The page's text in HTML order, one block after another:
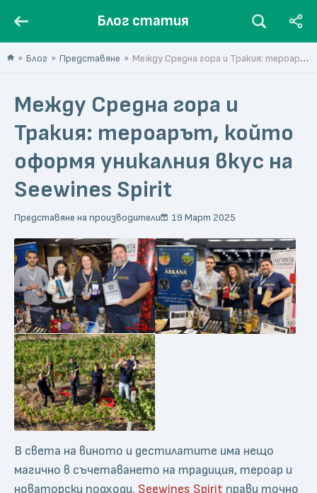
Блог статия
Блог Представяне Между Средна гора и Тракия: тероарът, който оформя уникалния вкус на Seewines Spirit
Между Средна гора и
Тракия: тероарът, който
оформя уникалния вкус на
Seewines Spirit
Представяне на производители 19 Март 2025
В света на виното и дестилатите има нещо
магично в съчетаването на традиция, тероар и
новаторски подходи. Seewines Spirit прави точно